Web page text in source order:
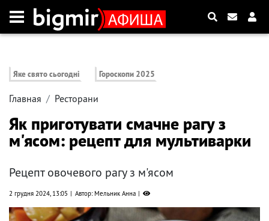
Яке свято сьогодні Гороскопи 2025
Главная Ресторани
Як приготувати смачне рагу з
м'ясом: рецепт для мультиварки
Рецепт овочевого рагу з м'ясом
2 грудня 2024, 13:05 Автор: Мельник Анна